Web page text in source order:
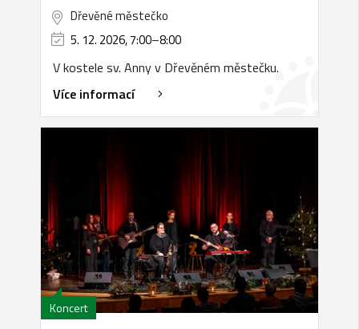
Dřevěné městečko
5. 12. 2026, 7:00–8:00
V kostele sv. Anny v Dřevěném městečku.
Více informací
Koncert